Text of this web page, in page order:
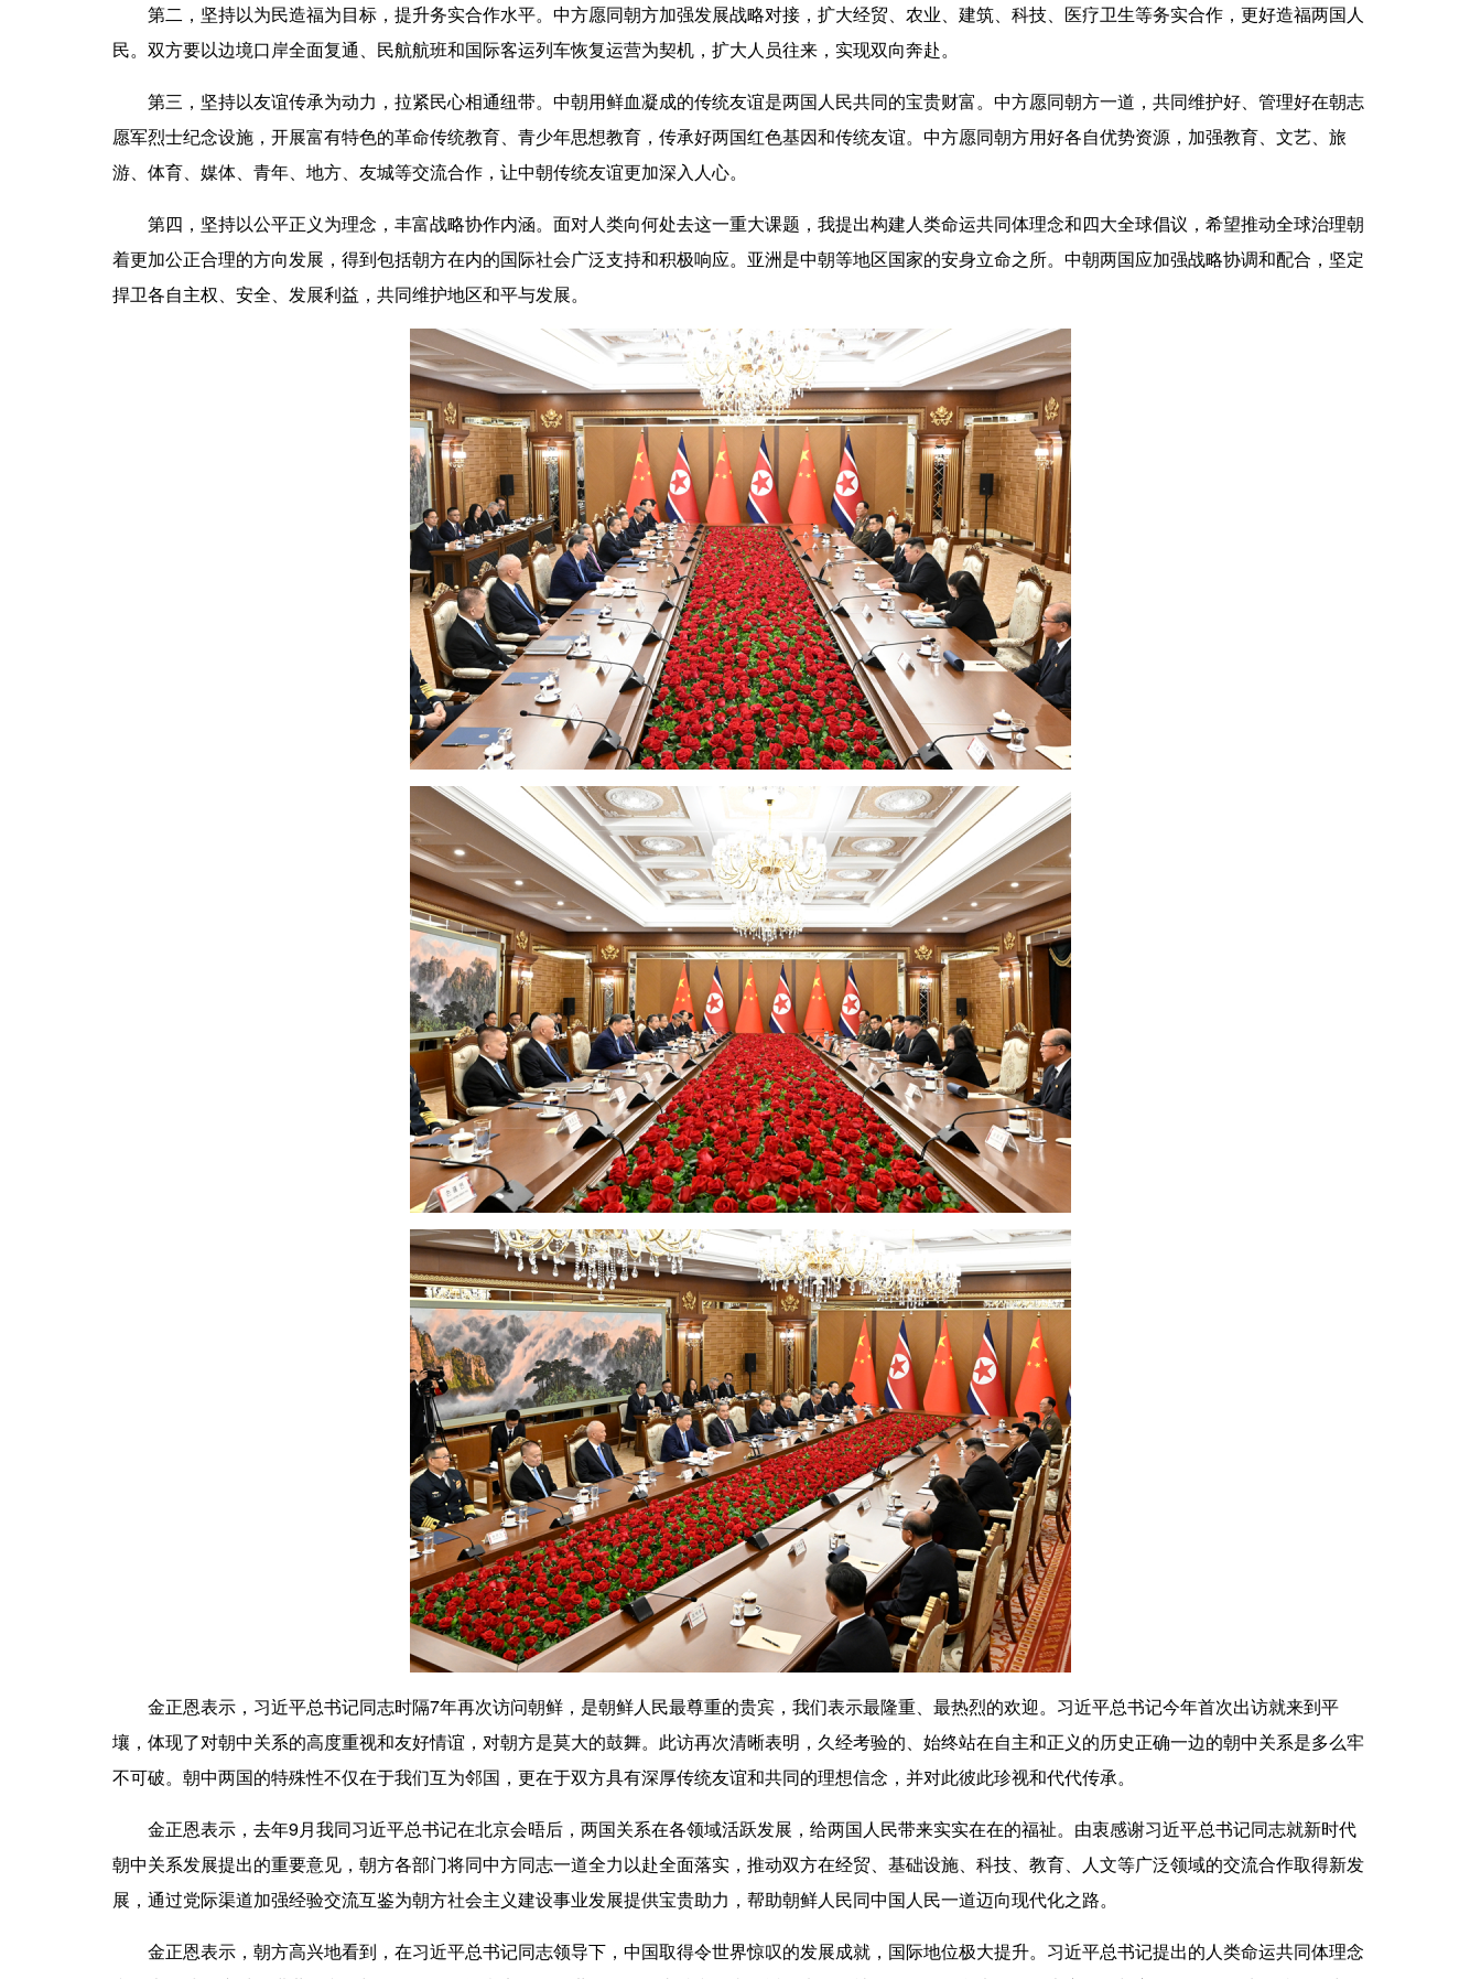
第二，坚持以为民造福为目标，提升务实合作水平。中方愿同朝方加强发展战略对接，扩大经贸、农业、建筑、科技、医疗卫生等务实合作，更好造福两国人
民。双方要以边境口岸全面复通、民航航班和国际客运列车恢复运营为契机，扩大人员往来，实现双向奔赴。
第三，坚持以友谊传承为动力，拉紧民心相通纽带。中朝用鲜血凝成的传统友谊是两国人民共同的宝贵财富。中方愿同朝方一道，共同维护好、管理好在朝志
愿军烈士纪念设施，开展富有特色的革命传统教育、青少年思想教育，传承好两国红色基因和传统友谊。中方愿同朝方用好各自优势资源，加强教育、文艺、旅
游、体育、媒体、青年、地方、友城等交流合作，让中朝传统友谊更加深入人心。
第四，坚持以公平正义为理念，丰富战略协作内涵。面对人类向何处去这一重大课题，我提出构建人类命运共同体理念和四大全球倡议，希望推动全球治理朝
着更加公正合理的方向发展，得到包括朝方在内的国际社会广泛支持和积极响应。亚洲是中朝等地区国家的安身立命之所。中朝两国应加强战略协调和配合，坚定
捍卫各自主权、安全、发展利益，共同维护地区和平与发展。
金正恩表示，习近平总书记同志时隔7年再次访问朝鲜，是朝鲜人民最尊重的贵宾，我们表示最隆重、最热烈的欢迎。习近平总书记今年首次出访就来到平
壤，体现了对朝中关系的高度重视和友好情谊，对朝方是莫大的鼓舞。此访再次清晰表明，久经考验的、始终站在自主和正义的历史正确一边的朝中关系是多么牢
不可破。朝中两国的特殊性不仅在于我们互为邻国，更在于双方具有深厚传统友谊和共同的理想信念，并对此彼此珍视和代代传承。
金正恩表示，去年9月我同习近平总书记在北京会晤后，两国关系在各领域活跃发展，给两国人民带来实实在在的福祉。由衷感谢习近平总书记同志就新时代
朝中关系发展提出的重要意见，朝方各部门将同中方同志一道全力以赴全面落实，推动双方在经贸、基础设施、科技、教育、人文等广泛领域的交流合作取得新发
展，通过党际渠道加强经验交流互鉴为朝方社会主义建设事业发展提供宝贵助力，帮助朝鲜人民同中国人民一道迈向现代化之路。
金正恩表示，朝方高兴地看到，在习近平总书记同志领导下，中国取得令世界惊叹的发展成就，国际地位极大提升。习近平总书记提出的人类命运共同体理念